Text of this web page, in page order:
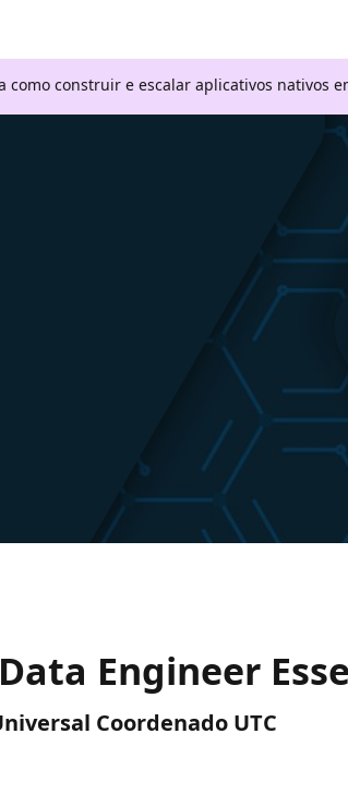
como construir e escalar aplicativos nativos
Engineer
Coordenado UTC